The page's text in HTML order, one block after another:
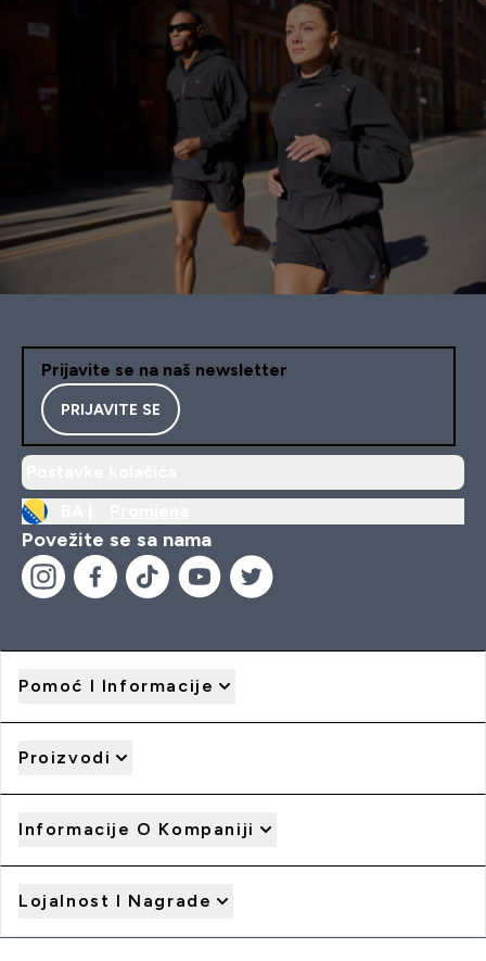
Prijavite se na naš newsletter
PRIJAVITE SE
Povežite se sa nama
Pomoć I Informacije
Proizvodi
Informacije O Kompaniji
Lojalnost I Nagrade